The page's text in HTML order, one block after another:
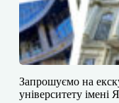
​​Запрошуємо на
університету імені